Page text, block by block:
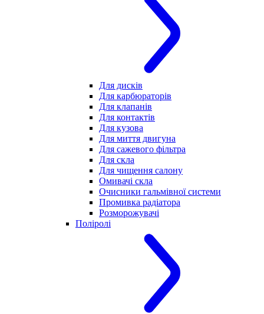
Для дисків
Для карбюраторів
Для клапанів
Для контактів
Для кузова
Для миття двигуна
Для сажевого фільтра
Для скла
Для чищення салону
Омивачі скла
Очисники гальмівної системи
Промивка радіатора
Розморожувачі
Поліролі